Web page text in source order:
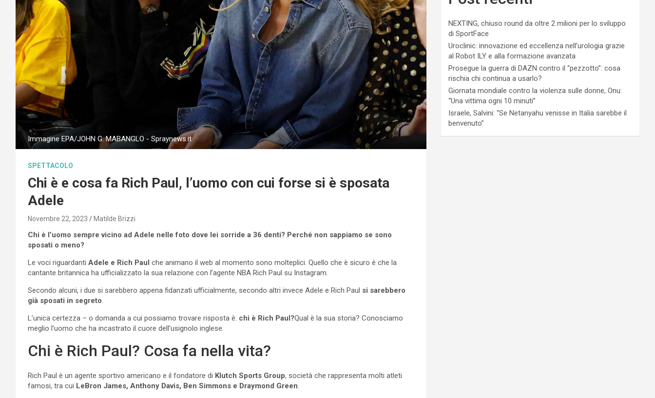
Immagine EPA/JOHN G. MABANGLO - Spraynews.it
SPETTACOLO
Chi è e cosa fa Rich Paul, l’uomo con cui forse si è sposata
Adele
Novembre 22, 2023 Matilde Brizzi
Chi è l’uomo sempre vicino ad Adele nelle foto dove lei sorride a 36 denti? Perché non sappiamo se sono
sposati o meno?
Le voci riguardanti Adele e Rich Paul che animano il web al momento sono molteplici. Quello che è sicuro è che la
cantante britannica ha ufficializzato la sua relazione con l’agente NBA Rich Paul su Instagram.
Secondo alcuni, i due si sarebbero appena fidanzati ufficialmente, secondo altri invece Adele e Rich Paul si sarebbero
già sposati in segreto
L’unica certezza – o domanda a cui possiamo trovare risposta è: chi è Rich Paul?Qual è la sua storia? Conosciamo
meglio l’uomo che ha incastrato il cuore dell’usignolo inglese.
Chi è Rich Paul? Cosa fa nella vita?
Rich Paul è un agente sportivo americano e il fondatore di Klutch Sports Group, società che rappresenta molti atleti
famosi, tra cui LeBron James, Anthony Davis, Ben Simmons e Draymond Green
NEXTING, chiuso round da oltre 2 milioni per lo sviluppo
di SportFace
Uroclinic: innovazione ed eccellenza nell’urologia grazie
al Robot ILY e alla formazione avanzata
Prosegue la guerra di DAZN contro il “pezzotto”: cosa
rischia chi continua a usarlo?
Giornata mondiale contro la violenza sulle donne, Onu:
“Una vittima ogni 10 minuti”
Israele, Salvini: “Se Netanyahu venisse in Italia sarebbe il
benvenuto”